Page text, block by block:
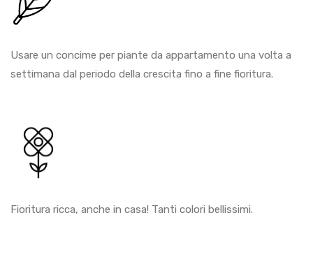
Usare un concime per piante da appartamento una volta a
settimana dal periodo della crescita fino a fine fioritura.
Fioritura ricca, anche in casa! Tanti colori bellissimi.